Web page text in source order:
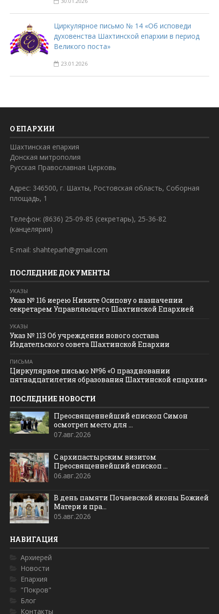
Циркулярное письмо № 14 «Об исповеди
духовенства Шахтинской епархии в период
Великого поста»
23.01.2026
О ЕПАРХИИ
Шахтинская епархия
Донская митрополия
Русская Православная Церковь
Адрес: 346500, г. Шахты, Ростовская область, Соборная
площадь, 1
Телефон: (8636) 25-09-85 (секретарь), 25-36-82
(канцелярия)
E-mail: shahteparh@gmail.com
ПОСЛЕДНИЕ ДОКУМЕНТЫ
УКАЗЫ
Указ № 116 иерею Никите Осипову о назначении
секретарем Управляющего Шахтинской Епархией
УКАЗЫ
Указ № 113 Об учреждении нового состава
Издательского совета Шахтинской Епархии
ПИСЬМА
Циркулярное письмо №96 «О праздновании
пятнадцатилетия образования Шахтинской епархии»
ПОСЛЕДНИЕ НОВОСТИ
Преосвященнейший епископ Симон
осмотрел место для ...
07.авг.2026
С архипастырским визитом
Преосвященнейший епископ ...
06.авг.2026
В день памяти Почаевской иконы Божией
Матери и пра...
05.авг.2026
НАВИГАЦИЯ
Архиерей
Новости
Епархия
"Покров"
Блог
Контакты